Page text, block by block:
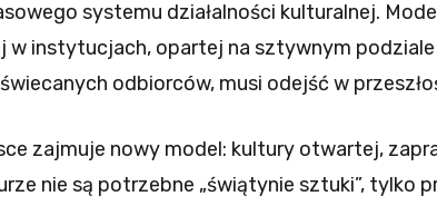
systemu działalności kulturalnej.
w instytucjach, opartej na sztywnym
odbiorców, musi odejść w
zajmuje nowy model: kultury otwartej,
nie są potrzebne „świątynie sztuki”, tylko